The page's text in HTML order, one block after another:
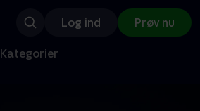
Log ind Prøv nu
Kategorier